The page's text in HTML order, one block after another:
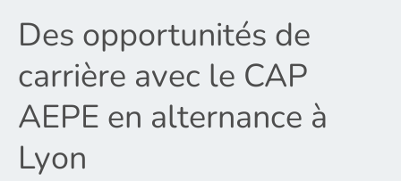
Des opportunités de
carrière avec le CAP
AEPE en alternance à
Lyon